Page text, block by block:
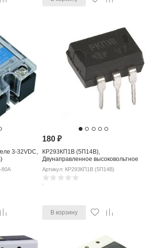
3-32VDC,
80A
180 ₽
КР293КП1В (5П14В),
Двунаправленное высоковольтное
МОП-реле 400В/35Ом, корпус DIP6
Артикул: КР293КП1В (5П14В)
В корзину